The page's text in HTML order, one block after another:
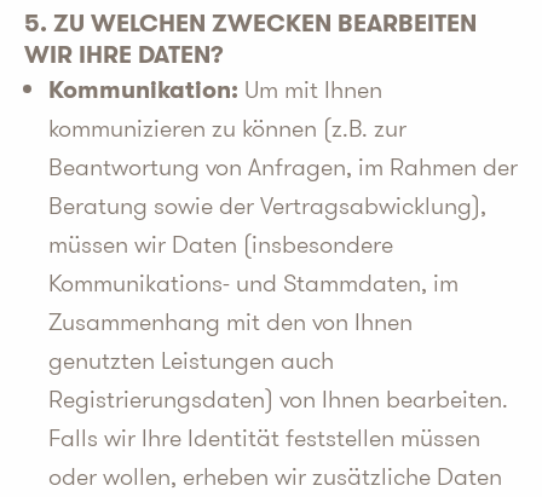
5. ZU WELCHEN ZWECKEN BEARBEITEN
WIR IHRE DATEN?
Kommunikation: Um mit Ihnen
kommunizieren zu können (z.B. zur
Beantwortung von Anfragen, im Rahmen der
Beratung sowie der Vertragsabwicklung),
müssen wir Daten (insbesondere
Kommunikations- und Stammdaten, im
Zusammenhang mit den von Ihnen
genutzten Leistungen auch
Registrierungsdaten) von Ihnen bearbeiten.
Falls wir Ihre Identität feststellen müssen
oder wollen, erheben wir zusätzliche Daten